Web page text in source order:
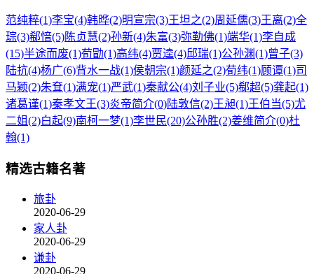
范纯粹(1)李宝(4)韩晔(2)明宣宗(3)王坦之(2)周延儒(3)王离(2)全
琮(3)郗愔(5)陈贞慧(2)孙新(4)朱富(3)弥勒佛(1)端华(1)李自成
(15)半途而废(1)荀勖(1)高纬(4)贾逵(4)邱瑞(1)公孙渊(1)曾子(3)
陆抗(4)杨广(6)背水一战(1)侯朝宗(1)颜延之(2)荀纬(1)顾谭(1)司
马颖(2)朱耷(1)满宠(1)严武(1)秦献公(4)刘子业(5)郗超(5)龚起(1)
诸葛谨(1)秦孝文王(3)炎帝简介(0)陆敦信(2)王昶(1)王伯当(5)尤
二姐(2)白起(9)南柯一梦(1)李世民(20)公孙胜(2)姜维简介(0)杜
翰(1)
精选古籍名著
旅卦
2020-06-29
家人卦
2020-06-29
谦卦
2020-06-29